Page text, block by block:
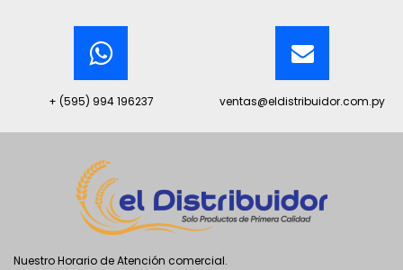
+ (595) 994 196237 ventas@eldistribuidor.com.py
Nuestro Horario de Atención comercial.